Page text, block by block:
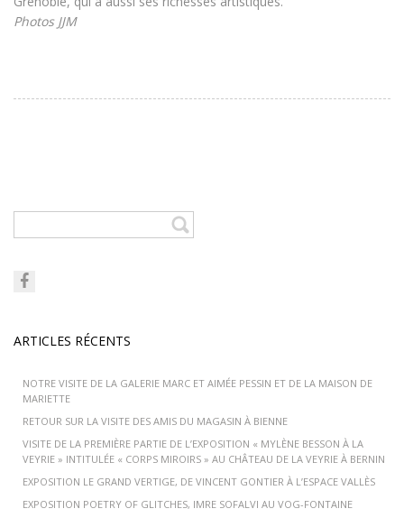
Photos JJM
ARTICLES RÉCENTS
NOTRE VISITE DE LA GALERIE MARC ET AIMÉE PESSIN ET DE LA MAISON DE
MARIETTE
RETOUR SUR LA VISITE DES AMIS DU MAGASIN À BIENNE
VISITE DE LA PREMIÈRE PARTIE DE L’EXPOSITION « MYLÈNE BESSON À LA
VEYRIE » INTITULÉE « CORPS MIROIRS » AU CHÂTEAU DE LA VEYRIE À BERNIN
EXPOSITION LE GRAND VERTIGE, DE VINCENT GONTIER À L’ESPACE VALLÈS
EXPOSITION POETRY OF GLITCHES, IMRE SOFALVI AU VOG-FONTAINE